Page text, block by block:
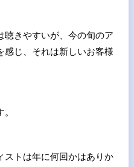
聴きやすいが、今の旬のア
感じ、それは新しいお客様
ストは年に何回かはありか